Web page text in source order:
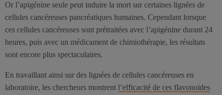
Or l’apigénine seule peut induire la mort sur certaines lignées de
cellules cancéreuses pancréatiques humaines. Cependant lorsque
ces cellules cancéreuses sont prétraitées avec l’apigénine durant 24
heures, puis avec un médicament de chimiothérapie, les résultats
sont encore plus spectaculaires.
En travaillant ainsi sur des lignées de cellules cancéreuses en
laboratoire, les chercheurs montrent l’efficacité de ces flavonoïdes